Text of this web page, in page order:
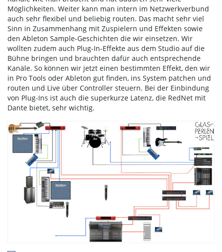
Möglichkeiten. Weiter kann man intern im Netzwerkverbund
auch sehr flexibel und beliebig routen. Das macht sehr viel
Sinn in Zusammenhang mit Zuspielern und Effekten sowie
den Ableton Sample-Geschichten die wir einsetzen. Wir
wollten zudem auch Plug-In-Effekte aus dem Studio auf die
Bühne bringen und brauchten dafür auch entsprechende
Kanäle. So können wir jetzt einen bestimmten Effekt, den wir
in Pro Tools oder Ableton gut finden, ins System patchen und
routen und Live über Controller steuern. Bei der Einbindung
von Plug-Ins ist auch die superkurze Latenz, die RedNet mit
Dante bietet, sehr wichtig.